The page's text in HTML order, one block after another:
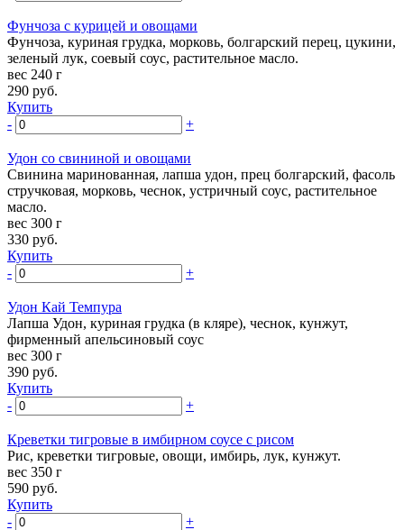
Фунчоза с курицей и овощами
Фунчоза, куриная грудка, морковь, болгарский перец, цукини,
зеленый лук, соевый соус, растительное масло.
вес 240 г
290 руб.
Купить
-
+
Удон со свининой и овощами
Свинина маринованная, лапша удон, прец болгарский, фасоль
стручковая, морковь, чеснок, устричный соус, растительное
масло.
вес 300 г
330 руб.
Купить
-
+
Удон Кай Темпура
Лапша Удон, куриная грудка (в кляре), чеснок, кунжут,
фирменный апельсиновый соус
вес 300 г
390 руб.
Купить
-
+
Креветки тигровые в имбирном соусе с рисом
Рис, креветки тигровые, овощи, имбирь, лук, кунжут.
вес 350 г
590 руб.
Купить
-
+